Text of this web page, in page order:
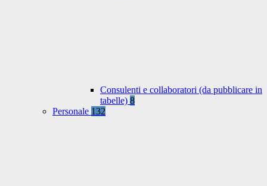
Consulenti e collaboratori (da pubblicare in
tabelle) 8
Personale 132